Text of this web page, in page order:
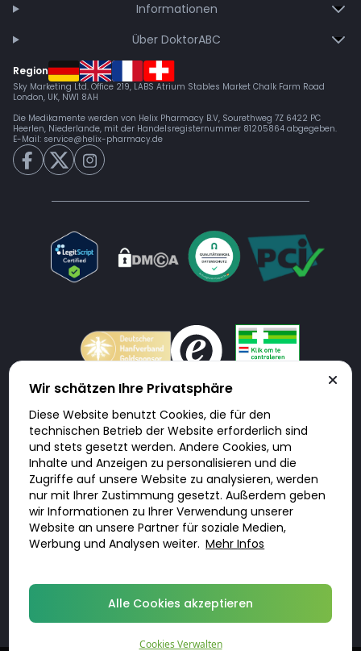
Informationen
Über DoktorABC
Region
Sky Marketing Ltd. Office 219, LABS Atrium Stables Market Chalk Farm Road
London, UK, NW1 8AH
Die Medikamente werden von Helix Pharmacy B.V, Sourethweg 7Z 6422 PC
Heerlen, Niederlande, mit der Handelsregisternummer 81205864 abgegeben.
E-Mail: service@helix-pharmacy.de
Doktorabc.com ist eine Vermittlungsplattform. Doktorabc ist ausdrücklich
keine Internetapotheke. Doktorabc bietet keine Medikamente oder
sonstige Produkte an oder liefert diese. Jegliche Informationen zu
Produkten, Medikamenten und Preisen auf der Internetseite beinhalten
kein Angebot von Doktorabc an Sie. Für die Einhaltung der in Ihrem Land
geltenden Gesetze und sonstigen Rechtsvorschriften sind Sie als Nutzer
selbst verantwortlich. Die Nutzung unseres Services auf Doktorabc durch
Sie erfolgt auf eigenes Risiko und in eigener Verantwortung. Sie erklären,
diese Internetseite aus eigener Initiative zu besuchen und zu nutzen.
Wir schätzen Ihre Privatsphäre
Diese Website benutzt Cookies, die für den
technischen Betrieb der Website erforderlich sind
und stets gesetzt werden. Andere Cookies, um
Inhalte und Anzeigen zu personalisieren und die
Zugriffe auf unsere Website zu analysieren, werden
nur mit Ihrer Zustimmung gesetzt. Außerdem geben
wir Informationen zu Ihrer Verwendung unserer
Website an unsere Partner für soziale Medien,
Werbung und Analysen weiter. Mehr Infos
Alle Cookies akzeptieren
Cookies Verwalten